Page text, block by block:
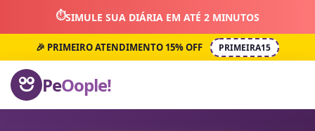
⏱️SIMULE SUA DIÁRIA EM ATÉ 2 MINUTOS
🎉 PRIMEIRO ATENDIMENTO 15% OFF PRIMEIRA15
PeOople!